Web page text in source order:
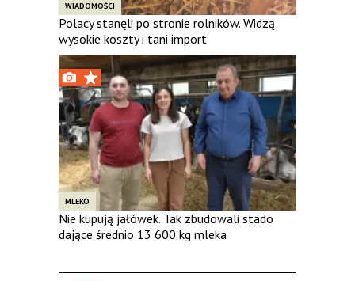
WIADOMOŚCI
Polacy stanęli po stronie rolników. Widzą
wysokie koszty i tani import
MLEKO
Nie kupują jałówek. Tak zbudowali stado
dające średnio 13 600 kg mleka